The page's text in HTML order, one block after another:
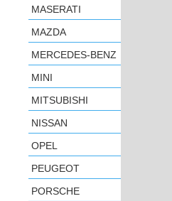
MASERATI
MAZDA
MERCEDES-BENZ
MINI
MITSUBISHI
NISSAN
OPEL
PEUGEOT
PORSCHE